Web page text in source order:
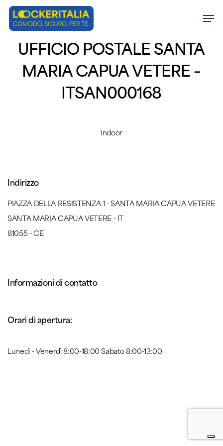
Skip
contentUFFICIO POSTALE SANTA
MARIA CAPUA VETERE –
ITSAN000168
Indoor
Indirizzo
PIAZZA DELLA RESISTENZA 1 - SANTA MARIA CAPUA VETERE
SANTA MARIA CAPUA VETERE - IT
81055 - CE
Informazioni di contatto
Orari di apertura:
Lunedì - Venerdì 8:00-18:00 Sabato 8:00-13:00
Menu